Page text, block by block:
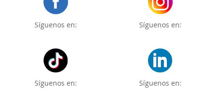
Síguenos en: Síguenos en:
Síguenos en: Síguenos en: